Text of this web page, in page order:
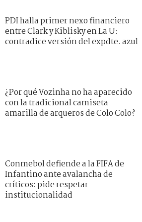
PDI halla primer nexo financiero
entre Clark y Kiblisky en La U:
contradice versión del expdte. azul
¿Por qué Vozinha no ha aparecido
con la tradicional camiseta
amarilla de arqueros de Colo Colo?
Conmebol defiende a la FIFA de
Infantino ante avalancha de
críticos: pide respetar
institucionalidad